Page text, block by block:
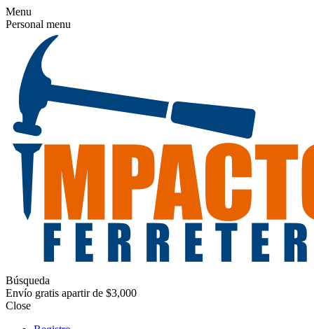
Menu
Personal menu
Búsqueda
Envío gratis apartir de $3,000
Close